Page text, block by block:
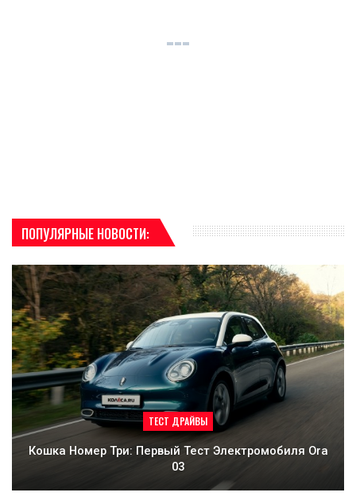
ПОПУЛЯРНЫЕ НОВОСТИ:
ТЕСТ ДРАЙВЫ
Кошка Номер Три: Первый Тест Электромобиля Ora
03